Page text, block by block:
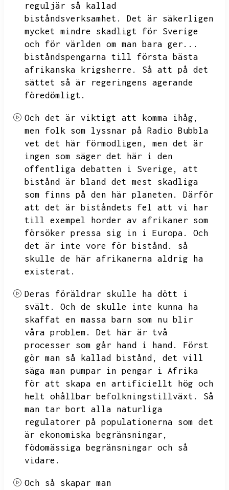
reguljär så kallad
biståndsverksamhet.
Det är säkerligen
mycket mindre skadligt för Sverige
och för världen om man bara ger...
biståndspengarna till första bästa
afrikanska krigsherre.
Så att på det
sättet så är regeringens agerande
föredömligt.
Och det är viktigt att komma ihåg,
men folk som lyssnar på Radio Bubbla
vet det här förmodligen,
men det är
ingen som säger det här i den
offentliga debatten i Sverige,
att
bistånd är bland det mest skadliga
som finns på den här planeten.
Därför
att det är biståndets fel att vi har
till exempel horder av afrikaner som
försöker pressa sig in i Europa.
Och
det är inte vore för bistånd.
så
skulle de här afrikanerna aldrig ha
existerat.
Deras föräldrar skulle ha dött i
svält.
Och de skulle inte kunna ha
skaffat en massa barn som nu blir
våra problem.
Det här är två
processer som går hand i hand.
Först
gör man så kallad bistånd,
det vill
säga man pumpar in pengar i Afrika
för att skapa en artificiellt hög och
helt ohållbar befolkningstillväxt.
Så
man tar bort alla naturliga
regulatorer på populationerna som det
är ekonomiska begränsningar,
födomässiga begränsningar och så
vidare.
Och så skapar man